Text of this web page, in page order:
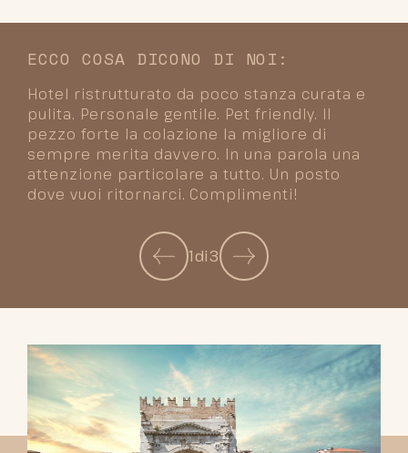
ECCO COSA DICONO DI NOI:
Hotel ristrutturato da poco stanza curata e
pulita. Personale gentile. Pet friendly. Il
pezzo forte la colazione la migliore di
sempre merita davvero. In una parola una
attenzione particolare a tutto. Un posto
dove vuoi ritornarci. Complimenti!
1di3